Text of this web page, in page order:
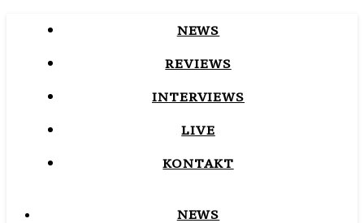
NEWS
REVIEWS
INTERVIEWS
LIVE
KONTAKT
NEWS